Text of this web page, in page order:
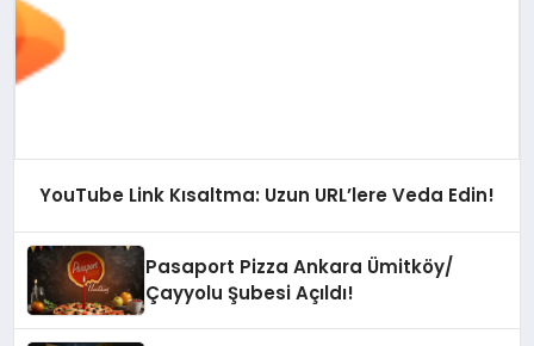
YouTube Link Kısaltma: Uzun URL’lere Veda Edin!
Pasaport Pizza Ankara Ümitköy/
Çayyolu Şubesi Açıldı!